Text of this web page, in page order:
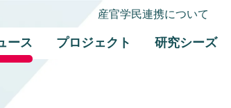
産官学民連携について
ース プロジェクト 研究シーズ